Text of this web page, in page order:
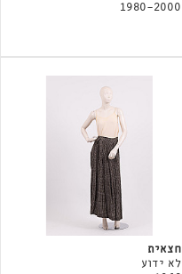
1980-2000
חצאית
לא ידוע